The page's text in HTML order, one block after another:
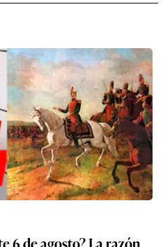
6 de agosto? La razón